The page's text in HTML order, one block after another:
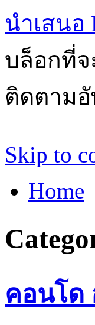
นำเสนอ
บล็อกที่จ
ติดตาม
Skip to
Home
คอนโด